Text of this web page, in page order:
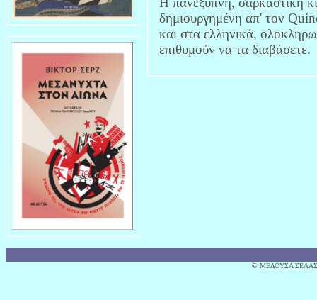
δημιουργημένη απ' τον
και στα ελληνικά,
επιθυμούν να τα διαβάσετε.
© MΕΔΟΥΣΑ